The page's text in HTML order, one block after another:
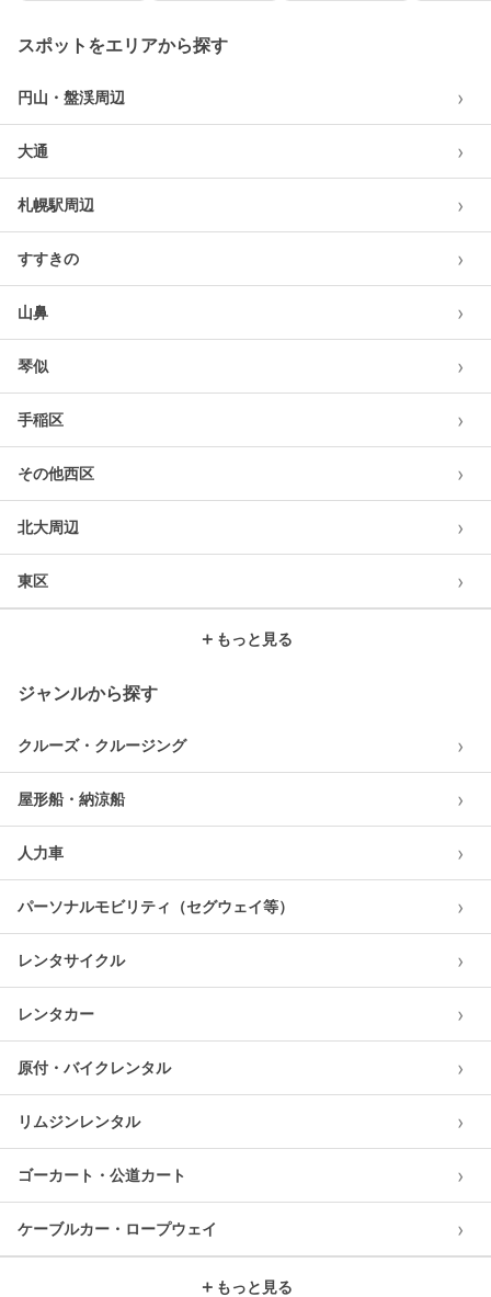
スポットをエリアから探す
円山・盤渓周辺 ›
大通 ›
札幌駅周辺 ›
すすきの ›
山鼻 ›
琴似 ›
手稲区 ›
その他西区 ›
北大周辺 ›
東区 ›
＋ もっと見る
ジャンルから探す
クルーズ・クルージング ›
屋形船・納涼船 ›
人力車 ›
パーソナルモビリティ（セグウェイ等） ›
レンタサイクル ›
レンタカー ›
原付・バイクレンタル ›
リムジンレンタル ›
ゴーカート・公道カート ›
ケーブルカー・ロープウェイ ›
＋ もっと見る